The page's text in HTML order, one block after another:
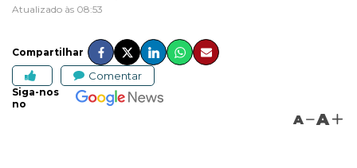
Atualizado às 08:53
Compartilhar
Comentar
Siga-nos
no
A A